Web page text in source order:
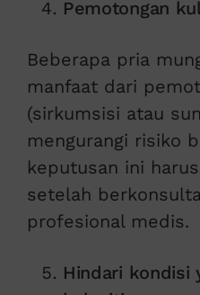
Pemotongan
Beberapa pria
manfaat dari
(sirkumsisi atau
mengurangi risiko
keputusan ini
setelah
profesional medis.
Hindari kondisi